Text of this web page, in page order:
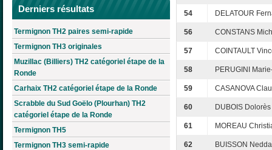
Derniers résultats
Termignon TH2 paires semi-rapide
Termignon TH3 originales
Muzillac (Billiers) TH2 catégoriel étape de la
Ronde
Carhaix TH2 catégoriel étape de la Ronde
Scrabble du Sud Goëlo (Plourhan) TH2
catégoriel étape de la Ronde
Termignon TH5
Termignon TH3 semi-rapide
54 DELATOUR
56 CONSTANS
57 COINTAULT
58 PERUGINI
59 CASANOVA
60 DUBOIS Dolorès
61 MOREAU
62 BUISSON Nedda